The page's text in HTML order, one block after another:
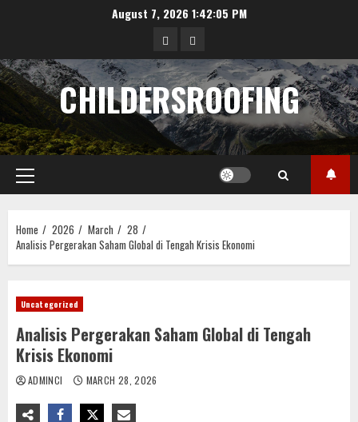
August 7, 2026 1:42:05 PM
data
hongkong
angka
pengeluaran
sgp
CHILDERSROOFING
Primary
Menu
Home 2026 March
28
Analisis Pergerakan Saham Global di Tengah Krisis Ekonomi
Uncategorized
Analisis Pergerakan Saham Global di Tengah
Krisis Ekonomi
ADMINCI MARCH 28, 2026